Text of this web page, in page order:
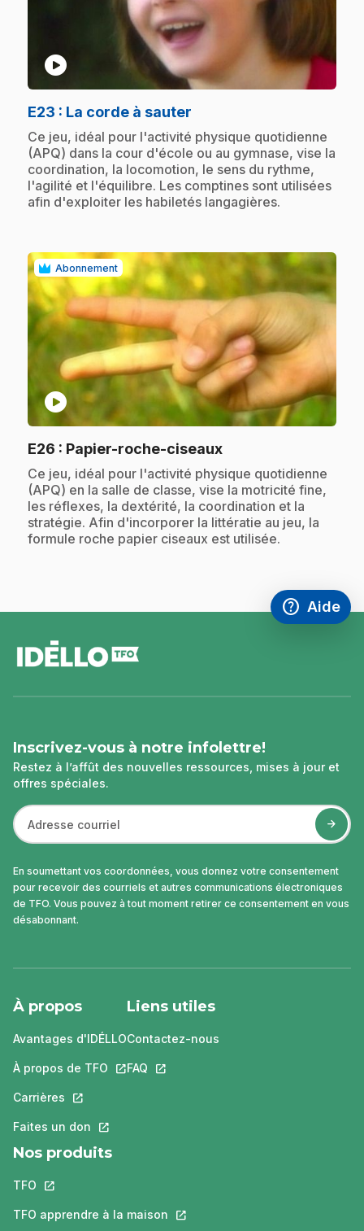
play_circle
E23 : La corde à sauter
.Ce jeu, idéal pour l'activité physique quotidienne
(APQ) dans la cour d'école ou au gymnase, vise la
coordination, la locomotion, le sens du rythme,
l'agilité et l'équilibre. Les comptines sont utilisées
afin d'exploiter les habiletés langagières.
Abonnement
play_circle
E26 : Papier-roche-ciseaux.
.Ce jeu, idéal pour l'activité physique quotidienne
(APQ) en la salle de classe, vise la motricité fine,
les réflexes, la dextérité, la coordination et la
stratégie. Afin d'incorporer la littératie au jeu, la
formule roche papier ciseaux est utilisée.
help
Accéder à
Aide
,Ce lien
de
page
Inscrivez-vous à notre infolettre!
Restez à l’affût des nouvelles ressources, mises à jour et
offres spéciales.
En soumettant vos coordonnées, vous donnez votre consentement
pour recevoir des courriels et autres communications électroniques
de TFO. Vous pouvez à tout moment retirer ce consentement en vous
désabonnant.
À propos
Avantages d'IDÉLLO
À propos de TFO Ce lien s'ouvrira dans un nouvel onglet.
Carrières Ce lien s'ouvrira dans un nouvel onglet.
Faites un don Ce lien s'ouvrira dans un nouvel onglet.
Liens utiles
Contactez-nous
FAQ Ce lien s'ouvrira dans un nouvel
Nos produits
TFO Ce lien s'ouvrira dans un nouvel onglet.
TFO apprendre à la maison Ce lien s'ouvrira dans un nouvel